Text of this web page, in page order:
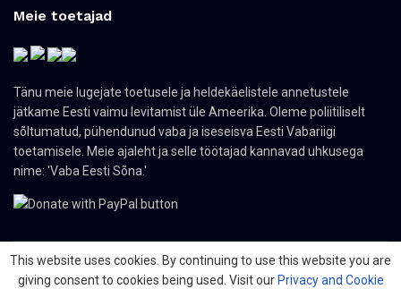
Meie toetajad
Tänu meie lugejate toetusele ja heldekäelistele annetustele
jätkame Eesti vaimu levitamist üle Ameerika. Oleme poliitiliselt
sõltumatud, pühendunud vaba ja iseseisva Eesti Vabariigi
toetamisele. Meie ajaleht ja selle töötajad kannavad uhkusega
nime: 'Vaba Eesti Sõna.'
© 2024 The Nordic Press Estonian-American Publishers, Inc. All Rights
This website uses cookies. By continuing to use this website you are
giving consent to cookies being used. Visit our Privacy and Cookie